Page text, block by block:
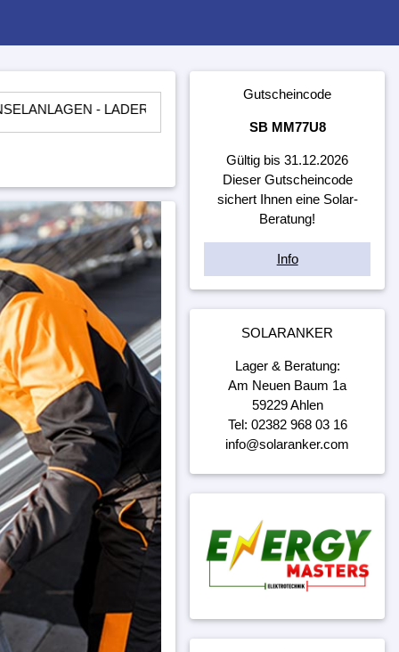
- LADEREGLER - BATTERIEN - WECHSELRICHTER -
Gutscheincode
SB MM77U8
Gültig bis 31.12.2026
Dieser Gutscheincode
sichert Ihnen eine Solar-
Beratung!
Info
SOLARANKER
Lager & Beratung:
Am Neuen Baum 1a
59229 Ahlen
Tel: 02382 968 03 16
info@solaranker.com